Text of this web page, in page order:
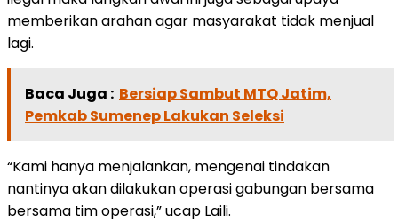
memberikan arahan agar masyarakat tidak menjual
lagi.
Baca Juga : Bersiap Sambut MTQ Jatim,
Pemkab Sumenep Lakukan Seleksi
“Kami hanya menjalankan, mengenai tindakan
nantinya akan dilakukan operasi gabungan bersama
bersama tim operasi,” ucap Laili.